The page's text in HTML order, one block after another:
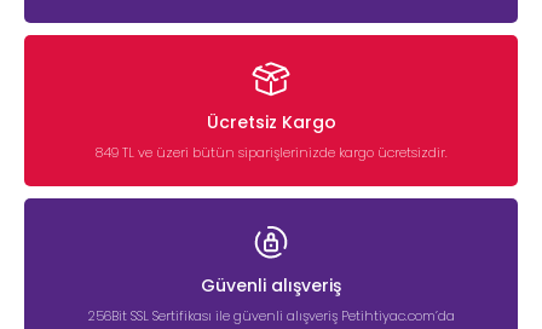
Ücretsiz Kargo
849 TL ve üzeri bütün siparişlerinizde kargo ücretsizdir.
Güvenli alışveriş
256Bit SSL Sertifikası ile güvenli alışveriş Petihtiyac.com’da